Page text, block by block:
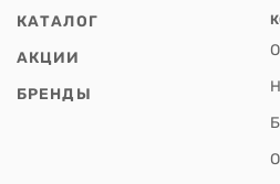
КАТАЛОГ
АКЦИИ
БРЕНДЫ